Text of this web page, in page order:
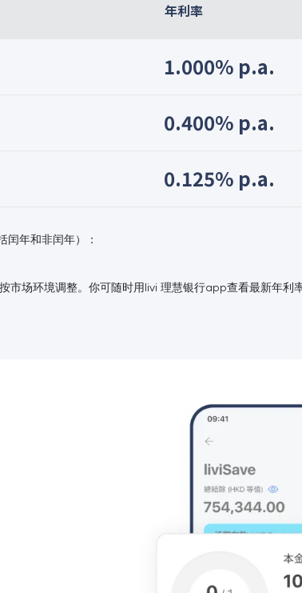
年利率
1.000% p.a.
0.400% p.a.
0.125% p.a.
闰年和非闰年）：
市场环境调整。你可随时用livi 理慧银行app查看最新年利